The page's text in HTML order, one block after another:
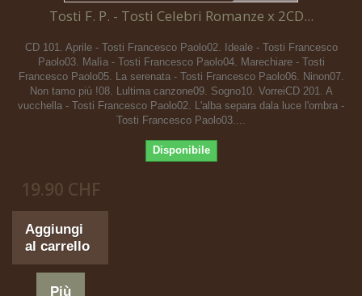
Tosti F. P. - Tosti Celebri Romanze x 2CD...
CD 101. Aprile - Tosti Francesco Paolo02. Ideale - Tosti Francesco
Paolo03. Malìa - Tosti Francesco Paolo04. Marechiare - Tosti
Francesco Paolo05. La serenata - Tosti Francesco Paolo06. Ninon07.
Non tamo più !08. Lultima canzone09. Sogno10. VorreiCD 201. A
vucchella - Tosti Francesco Paolo02. L'alba separa dala luce l'ombra -
Tosti Francesco Paolo03....
Disponibile
19.90 CHF
Aggiungi
al carrello
Più